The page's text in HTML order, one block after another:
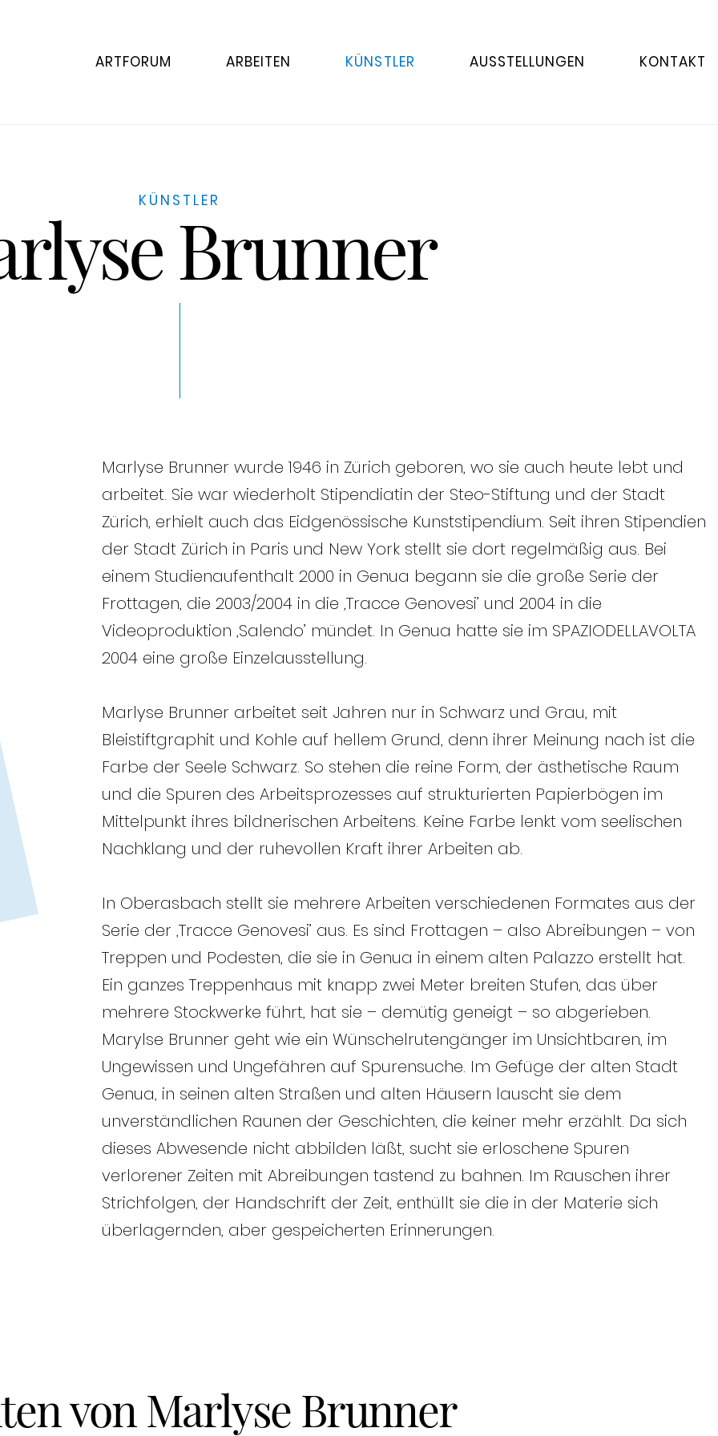
ARTFORUM ARBEITEN KÜNSTLER AUSSTELLUNGEN KONTAKT
KÜNSTLERBrunner
Marlyse Brunner wurde 1946 in Zürich geboren, wo sie auch heute lebt und
arbeitet. Sie war wiederholt Stipendiatin der Steo-Stiftung und der Stadt
Zürich, erhielt auch das Eidgenössische Kunststipendium. Seit ihren Stipendien
der Stadt Zürich in Paris und New York stellt sie dort regelmäßig aus. Bei
einem Studienaufenthalt 2000 in Genua begann sie die große Serie der
Frottagen, die 2003/2004 in die ‚Tracce Genovesi’ und 2004 in die
Videoproduktion ‚Salendo’ mündet. In Genua hatte sie im SPAZIODELLAVOLTA
2004 eine große Einzelausstellung.
Marlyse Brunner arbeitet seit Jahren nur in Schwarz und Grau, mit
Bleistiftgraphit und Kohle auf hellem Grund, denn ihrer Meinung nach ist die
Farbe der Seele Schwarz. So stehen die reine Form, der ästhetische Raum
und die Spuren des Arbeitsprozesses auf strukturierten Papierbögen im
Mittelpunkt ihres bildnerischen Arbeitens. Keine Farbe lenkt vom seelischen
Nachklang und der ruhevollen Kraft ihrer Arbeiten ab.
In Oberasbach stellt sie mehrere Arbeiten verschiedenen Formates aus der
Serie der ‚Tracce Genovesi’ aus. Es sind Frottagen – also Abreibungen – von
Treppen und Podesten, die sie in Genua in einem alten Palazzo erstellt hat.
Ein ganzes Treppenhaus mit knapp zwei Meter breiten Stufen, das über
mehrere Stockwerke führt, hat sie – demütig geneigt – so abgerieben.
Marylse Brunner geht wie ein Wünschelrutengänger im Unsichtbaren, im
Ungewissen und Ungefähren auf Spurensuche. Im Gefüge der alten Stadt
Genua, in seinen alten Straßen und alten Häusern lauscht sie dem
unverständlichen Raunen der Geschichten, die keiner mehr erzählt. Da sich
dieses Abwesende nicht abbilden läßt, sucht sie erloschene Spuren
verlorener Zeiten mit Abreibungen tastend zu bahnen. Im Rauschen ihrer
Strichfolgen, der Handschrift der Zeit, enthüllt sie die in der Materie sich
überlagernden, aber gespeicherten Erinnerungen.
von Marlyse Brunner